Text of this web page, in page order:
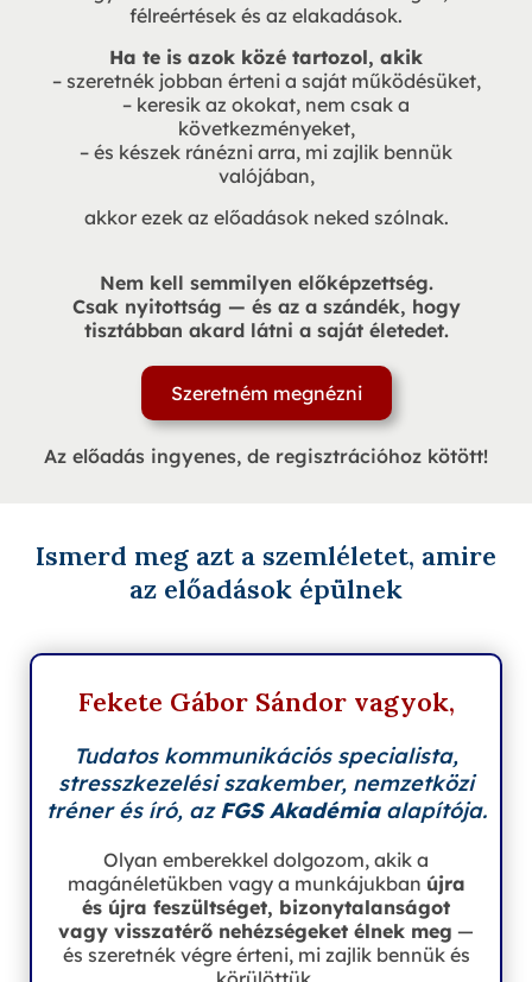
félreértések és az elakadások.
Ha te is azok közé tartozol, akik
– szeretnék jobban érteni a saját működésüket,
– keresik az okokat, nem csak a
következményeket,
– és készek ránézni arra, mi zajlik bennük
valójában,
akkor ezek az előadások neked szólnak.
Nem kell semmilyen előképzettség.
Csak nyitottság — és az a szándék, hogy
tisztábban akard látni a saját életedet.
Szeretném megnézni
Az előadás ingyenes, de regisztrációhoz kötött!
Ismerd meg azt a szemléletet, amire
az előadások épülnek
Fekete Gábor Sándor vagyok,
Tudatos kommunikációs specialista,
stresszkezelési szakember, nemzetközi
tréner és író, azFGS Akadémiaalapítója.
Olyan emberekkel dolgozom, akik a
magánéletükben vagy a munkájukban újra
és újra feszültséget, bizonytalanságot
vagy visszatérő nehézségeket élnek meg —
és szeretnék végre érteni, mi zajlik bennük és